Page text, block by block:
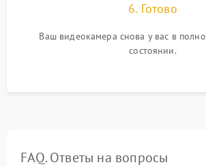
6. Готово
Ваш видеокамера снова у вас в
состоянии.
FAQ. Ответы на вопросы